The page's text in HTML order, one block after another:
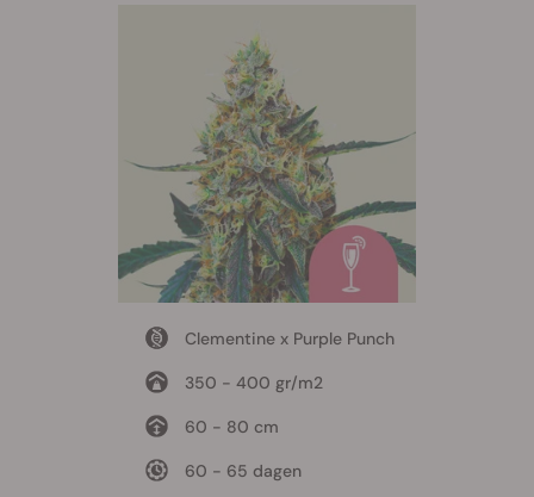
Clementine x Purple Punch
350 - 400 gr/m2
60 - 80 cm
60 - 65 dagen